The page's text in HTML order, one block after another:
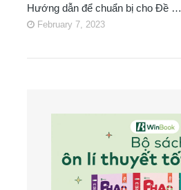
Hướng dẫn để chuẩn bị cho Đề …
February 7, 2023